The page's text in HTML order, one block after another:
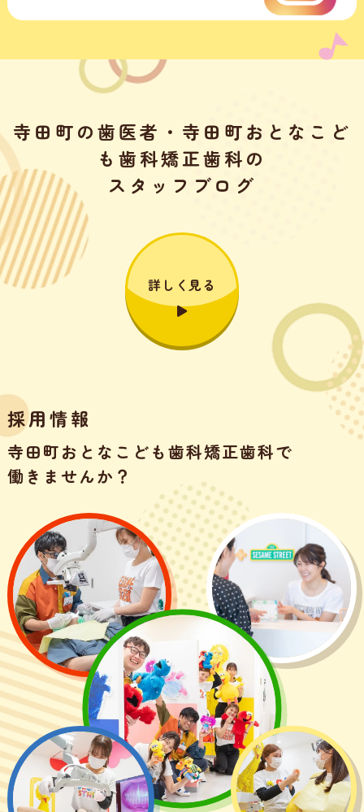
寺田町の歯医者・寺田町おとなこど
も歯科矯正歯科の
スタッフブログ
詳しく見る
採用情報
寺田町おとなこども歯科矯正歯科で
働きませんか？